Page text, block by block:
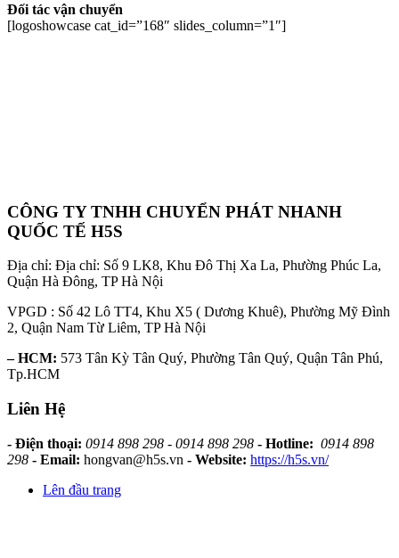
Đối tác vận chuyển
[logoshowcase cat_id=”168″ slides_column=”1″]
CÔNG TY TNHH CHUYỂN PHÁT NHANH
QUỐC TẾ H5S
Địa chỉ: Địa chỉ: Số 9 LK8, Khu Đô Thị Xa La, Phường Phúc La,
Quận Hà Đông, TP Hà Nội
VPGD : Số 42 Lô TT4, Khu X5 ( Dương Khuê), Phường Mỹ Đình
2, Quận Nam Từ Liêm, TP Hà Nội
– HCM: 573 Tân Kỳ Tân Quý, Phường Tân Quý, Quận Tân Phú,
Tp.HCM
Liên Hệ
- Điện thoại: 0914 898 298 - 0914 898 298 - Hotline: 0914 898
298 - Email: hongvan@h5s.vn - Website: https://h5s.vn/
Lên đầu trang